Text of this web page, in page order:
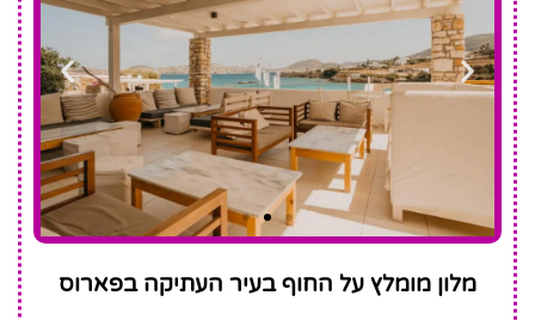
Paros
מלון מומלץ על החוף בעיר העתיקה בפארוס